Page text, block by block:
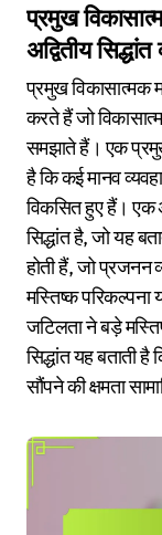
प्रमुख
अद्वितीय
प्रमुख विकासात्मक
करते हैं जो
समझाते हैं। एक
है कि कई मानव
विकसित हुए हैं। एक
सिद्धांत है, जो यह
होती हैं, जो प्रजनन
मस्तिष्क परिकल्पना
जटिलता ने बड़े
सिद्धांत यह बताती
सौंपने की क्षमता